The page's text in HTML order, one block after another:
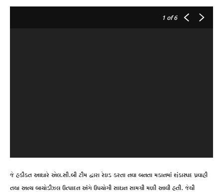
1 of 6
જે હકીકત આધારે એલ.સી.બી ટીમ દ્વારા રેઇડ કરતા નવા બનતા મકાનમાં શંકાસ્પદ પ્રવાહી
તથા અન્ય બાયોડીઝલ ઉત્પાદન અંગે ઉપયોગી સાધન સામગ્રી મળી આવી હતી. જેથી